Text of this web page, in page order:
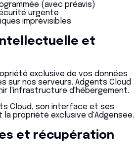
(avec préavis)
urgente
imprévisibles
et
exclusive de vos données
sur nos serveurs. Adgents Cloud
l'infrastructure d'hébergement.
Cloud, son interface et ses
propriété exclusive d'Adgensee.
et récupération